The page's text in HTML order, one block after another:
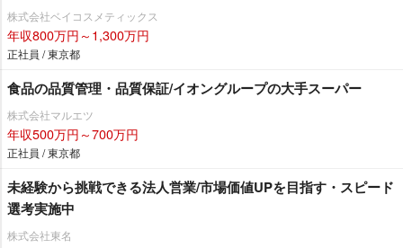
株式会社ベイコスメティックス
年収800万円～1,300万円
正社員 / 東京都
食品の品質管理・品質保証/イオングループの大手スーパー
株式会社マルエツ
年収500万円～700万円
正社員 / 東京都
未経験から挑戦できる法人営業/市場価値UPを目指す・スピード
選考実施中
株式会社東名